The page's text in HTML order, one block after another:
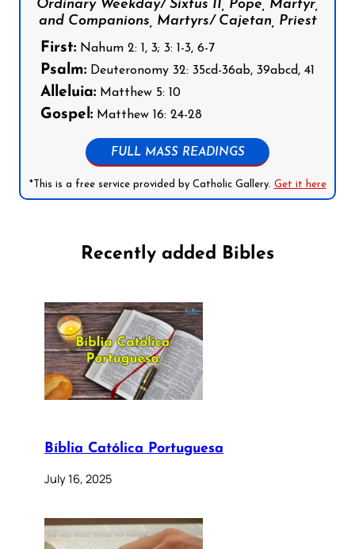
Ordinary Weekday/ Sixtus II, Pope, Martyr,
and Companions, Martyrs/ Cajetan, Priest
First: Nahum 2: 1, 3; 3: 1-3, 6-7
Psalm: Deuteronomy 32: 35cd-36ab, 39abcd, 41
Alleluia: Matthew 5: 10
Gospel: Matthew 16: 24-28
FULL MASS READINGS
*This is a free service provided by Catholic Gallery. Get it here
Recently added Bibles
Bíblia Católica Portuguesa
July 16, 2025